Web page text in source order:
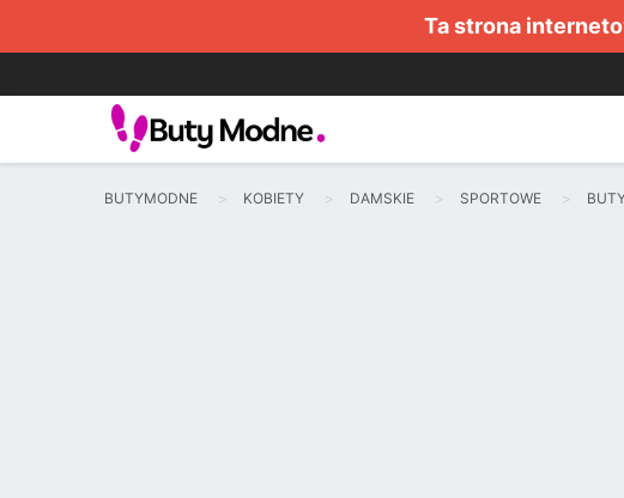
Ta strona
BUTYMODNE KOBIETY DAMSKIE SPORTOWE